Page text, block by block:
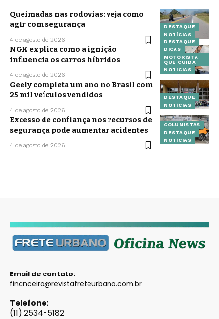
DESTAQUE
NOTÍCIAS
Queimadas nas rodovias: veja como
agir com segurança
4 de agosto de 2026
DESTAQUE
DICAS
MOTORISTA
QUE CUIDA
NOTÍCIAS
NGK explica como a ignição
influencia os carros híbridos
4 de agosto de 2026
DESTAQUE
NOTÍCIAS
Geely completa um ano no Brasil com
25 mil veículos vendidos
4 de agosto de 2026
COLUNISTAS
DESTAQUE
NOTÍCIAS
Excesso de confiança nos recursos de
segurança pode aumentar acidentes
4 de agosto de 2026
Email de contato:
financeiro@revistafreteurbano.com.br
Telefone:
(11) 2534-5182